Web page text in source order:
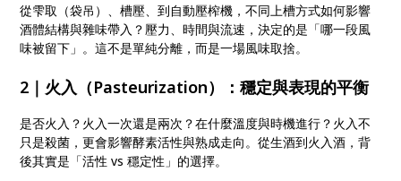
從雫取（袋吊）、槽壓、到自動壓榨機，不同上槽方式如何影響
酒體結構與雜味帶入？壓力、時間與流速，決定的是「哪一段風
味被留下」。這不是單純分離，而是一場風味取捨。
2｜火入（Pasteurization）：穩定與表現的平衡
是否火入？火入一次還是兩次？在什麼溫度與時機進行？火入不
只是殺菌，更會影響酵素活性與熟成走向。從生酒到火入酒，背
後其實是「活性 vs 穩定性」的選擇。